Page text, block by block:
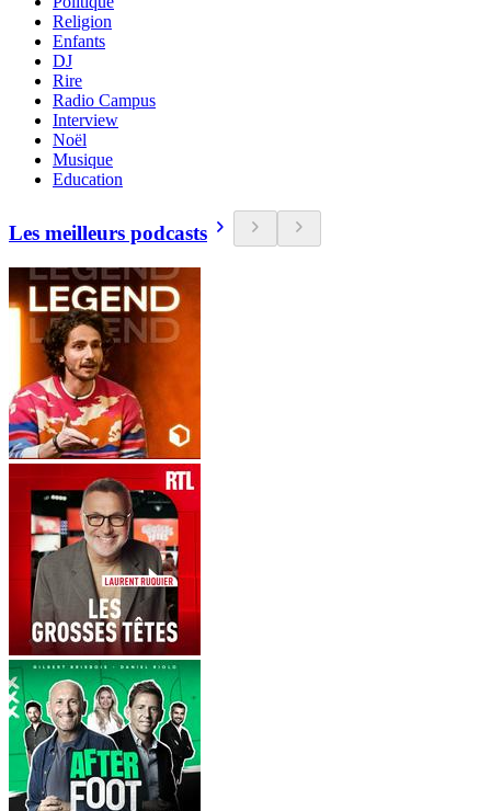
Religion
Enfants
DJ
Rire
Radio Campus
Interview
Noël
Musique
Education
Les meilleurs podcasts